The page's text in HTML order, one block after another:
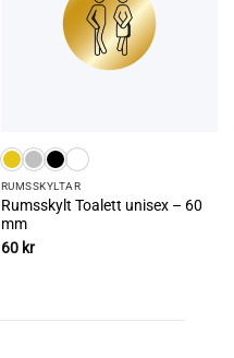
RUMS­SKYLTAR
Rumsskylt Toalett unisex – 60
mm
60 kr